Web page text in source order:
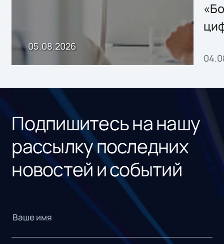
05.08.2026
Подпишитесь на нашу
рассылку последних
новостей и событий